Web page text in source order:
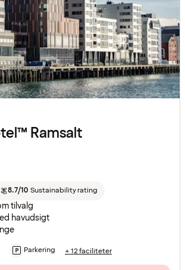
Ramsalt
8.7/10 Sustainability rating
tilvalg
havudsigt
Parkering + 12 faciliteter